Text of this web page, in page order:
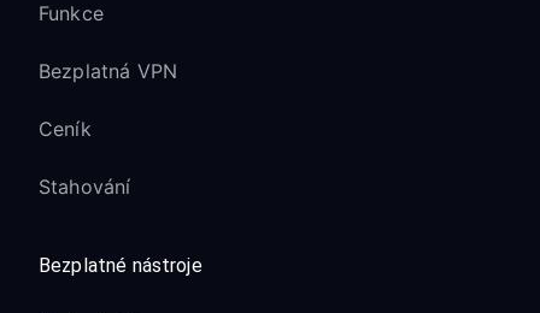
Funkce
Bezplatná VPN
Ceník
Stahování
Bezplatné nástroje